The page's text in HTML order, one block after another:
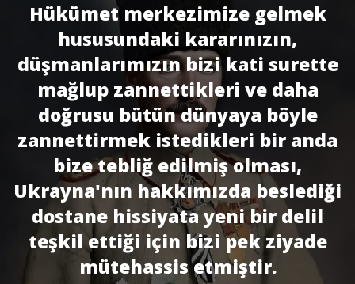
Hükümet merkezimize gelmek
hususundaki kararınızın,
düşmanlarımızın bizi kati surette
mağlup zannettikleri ve daha
doğrusu bütün dünyaya böyle
zannettirmek istedikleri bir anda
bize tebliğ edilmiş olması,
Ukrayna'nın hakkımızda beslediği
dostane hissiyata yeni bir delil
teşkil ettiği için bizi pek ziyade
mütehassis etmiştir.